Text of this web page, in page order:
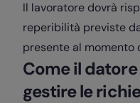
Il lavoratore dovrà
reperibilità previste
presente al momento
Come il
gestire le